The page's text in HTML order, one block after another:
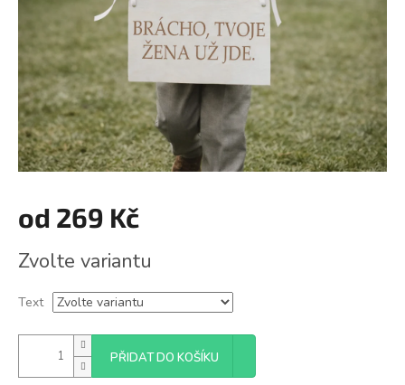
od 269 Kč
cena:
Zvolte variantu
Text
PŘIDAT DO KOŠÍKU